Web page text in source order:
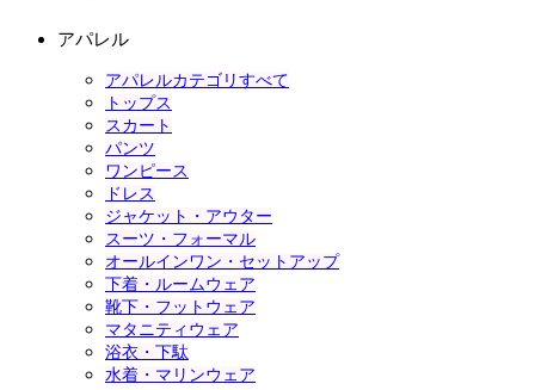
アパレル
アパレルカテゴリすべて
トップス
スカート
パンツ
ワンピース
ドレス
ジャケット・アウター
スーツ・フォーマル
オールインワン・セットアップ
下着・ルームウェア
靴下・フットウェア
マタニティウェア
浴衣・下駄
水着・マリンウェア